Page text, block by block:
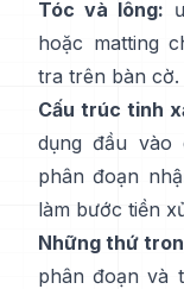
Tóc và lông:
hoặc matting
tra trên bàn cờ.
Cấu trúc tinh
dụng đầu
phân đoạn
làm bước tiền
Những thứ
phân đoạn và